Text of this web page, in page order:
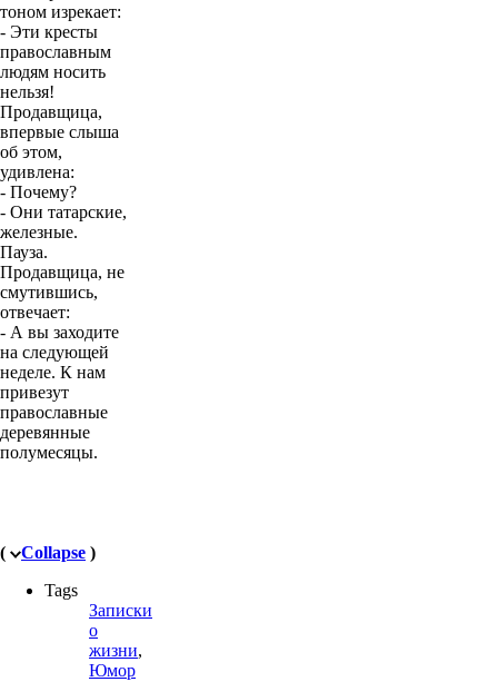
тоном изрекает:
- Эти кресты
православным
людям носить
нельзя!
Продавщица,
впервые слыша
об этом,
удивлена:
- Почему?
- Они татарские,
железные.
Пауза.
Продавщица, не
смутившись,
отвечает:
- А вы заходите
на следующей
неделе. К нам
привезут
православные
деревянные
полумесяцы.
( Collapse )
Tags
Записки
о
жизни,
Юмор